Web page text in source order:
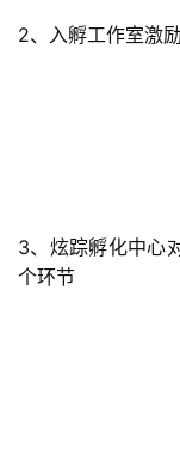
闲
5
第
2、入孵工作室激
3、炫踪孵化中心
个环节